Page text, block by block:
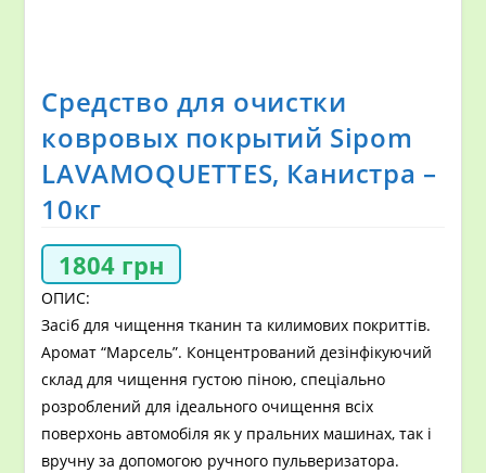
Средство для очистки
ковровых покрытий Sipom
LAVAMOQUETTES, Канистра –
10кг
1804 грн
ОПИС:
Засіб для чищення тканин та килимових покриттів.
Аромат “Марсель”. Концентрований дезінфікуючий
склад для чищення густою піною, спеціально
розроблений для ідеального очищення всіх
поверхонь автомобіля як у пральних машинах, так і
вручну за допомогою ручного пульверизатора.